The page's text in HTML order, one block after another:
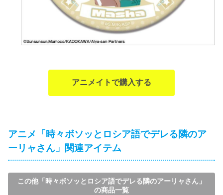
アニメイトで購入する
アニメ「時々ボソッとロシア語でデレる隣のア
ーリャさん」関連アイテム
この他「時々ボソッとロシア語でデレる隣のアーリャさん」
の商品一覧